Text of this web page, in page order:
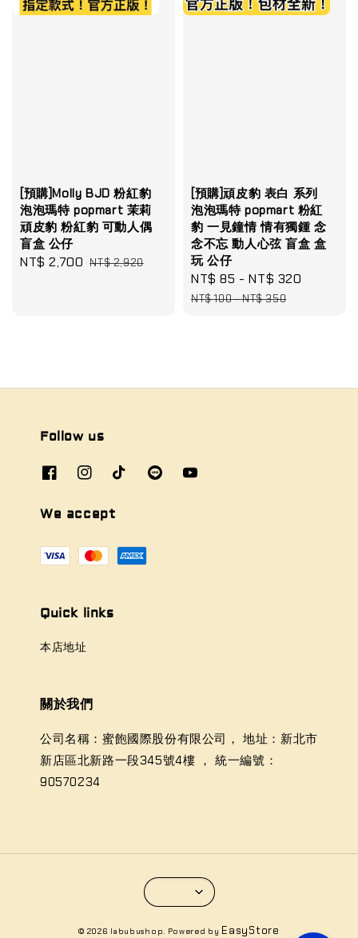
[預購]Molly BJD 粉紅豹
泡泡瑪特 popmart 茉莉
頑皮豹 粉紅豹 可動人偶
盲盒 公仔
Sale
NT$ 2,700 Regular
NT$ 2,920
[預購]頑皮豹 表白 系列
泡泡瑪特 popmart 粉紅
豹 一見鐘情 情有獨鍾 念
念不忘 動人心弦 盲盒 盒
玩 公仔
Sale
price
NT$ 85 -NT$ 320
NT$ 100-NT$ 350
Follow us
We accept
Quick links
本店地址
關於我們
公司名稱：蜜飽國際股份有限公司， 地址：新北市
新店區北新路一段345號4樓 ， 統一編號：
90570234
© 2026 labubushop. Powered by EasyStore